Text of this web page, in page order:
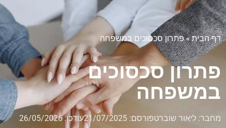
דף הבית»פתרון סכסוכים במשפחה
פתרון סכסוכים
במשפחה
מחבר: ליאור שוברטפורסם: 21/07/2025עודכן: 26/05/2026